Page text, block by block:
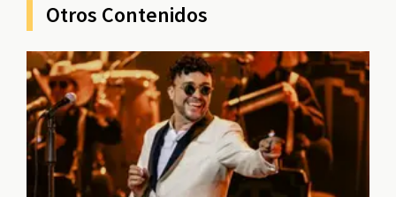
Otros Contenidos